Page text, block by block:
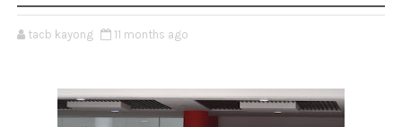
tacb kayong 11 months ago